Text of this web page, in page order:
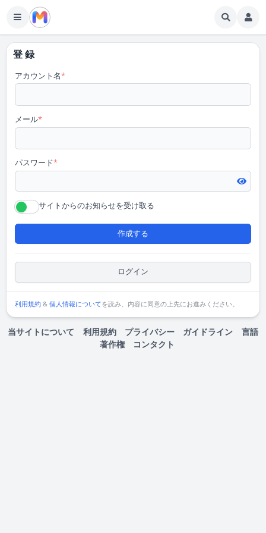
登 録
アカウント名*
メール*
パスワード*
サイトからのお知らせを受け取る
作成する
ログイン
利用規約 &個人情報についてを読み、内容に同意の上先にお進みください。
当サイトについて 利用規約 プライバシー ガイドライン
言語
著作権
コンタクト